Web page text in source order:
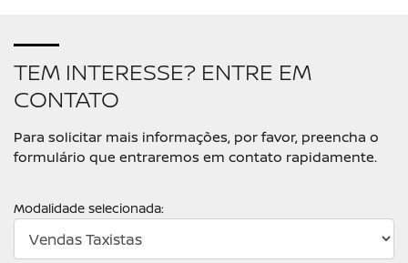
TEM INTERESSE? ENTRE EM
CONTATO
Para solicitar mais informações, por favor, preencha o
formulário que entraremos em contato rapidamente.
Modalidade selecionada: